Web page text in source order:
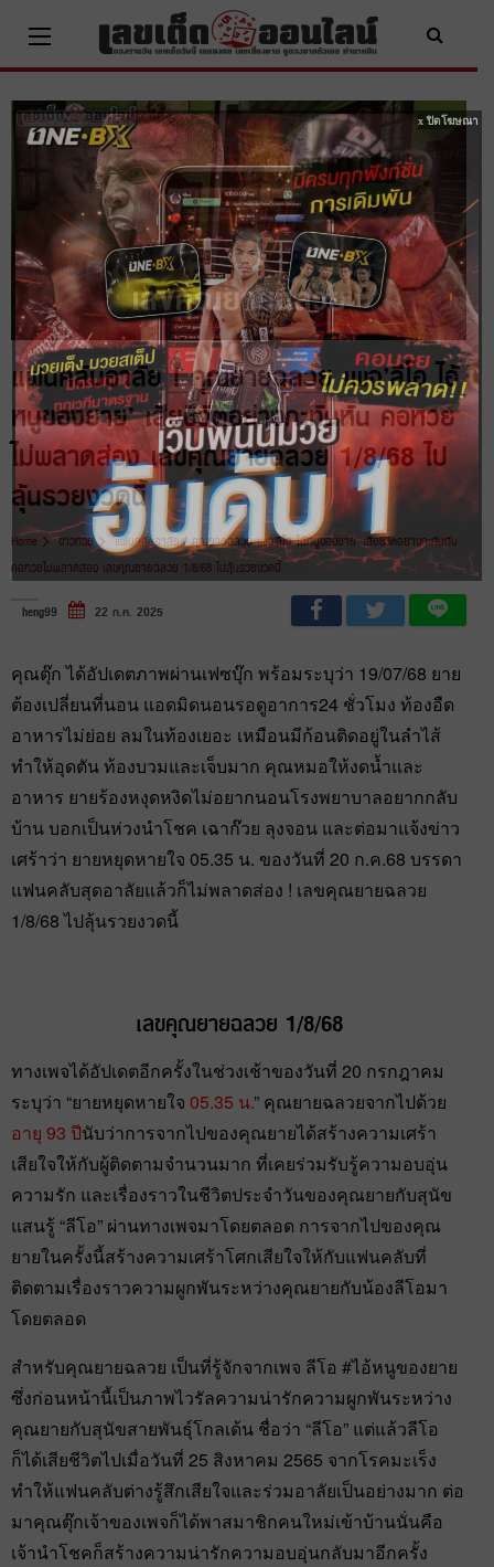
content
แฟนคลับอาลัย ! คุณยายฉลวย เพจ’ลีโอ ไอ้
หนูของยาย’ เสียชีวิตอย่างกะทันหัน คอหวย
ไม่พลาดส่อง เลขคุณยายฉลวย 1/8/68 ไป
ลุ้นรวยงวดนี้
Home ข่าวหวย
แฟนคลับอาลัย ! คุณยายฉลวย เพจ’ลีโอ ไอ้หนูของยาย’ เสียชีวิตอย่างกะทันหัน
คอหวยไม่พลาดส่อง เลขคุณยายฉลวย 1/8/68 ไปลุ้นรวยงวดนี้
heng99 22 ก.ค. 2025
คุณตุ๊ก ได้อัปเดตภาพผ่านเฟซบุ๊ก พร้อมระบุว่า 19/07/68 ยาย
ต้องเปลี่ยนที่นอน แอดมิดนอนรอดูอาการ24 ชั่วโมง ท้องอืด
อาหารไม่ย่อย ลมในท้องเยอะ เหมือนมีก้อนติดอยู่ในลำไส้
ทำให้อุดตัน ท้องบวมและเจ็บมาก คุณหมอให้งดน้ำและ
อาหาร ยายร้องหงุดหงิดไม่อยากนอนโรงพยาบาลอยากกลับ
บ้าน บอกเป็นห่วงนำโชค เฉาก๊วย ลุงจอน และต่อมาแจ้งข่าว
เศร้าว่า ยายหยุดหายใจ 05.35 น. ของวันที่ 20 ก.ค.68 บรรดา
แฟนคลับสุดอาลัยแล้วก็ไม่พลาดส่อง ! เลขคุณยายฉลวย
1/8/68 ไปลุ้นรวยงวดนี้
เลขคุณยายฉลวย 1/8/68
ทางเพจได้อัปเดตอีกครั้งในช่วงเช้าของวันที่ 20 กรกฎาคม
ระบุว่า “ยายหยุดหายใจ 05.35 น.” คุณยายฉลวยจากไปด้วย
อายุ 93 ปีนับว่าการจากไปของคุณยายได้สร้างความเศร้า
เสียใจให้กับผู้ติดตามจำนวนมาก ที่เคยร่วมรับรู้ความอบอุ่น
ความรัก และเรื่องราวในชีวิตประจำวันของคุณยายกับสุนัข
แสนรู้ “ลีโอ” ผ่านทางเพจมาโดยตลอด การจากไปของคุณ
ยายในครั้งนี้สร้างความเศร้าโศกเสียใจให้กับแฟนคลับที่
ติดตามเรื่องราวความผูกพันระหว่างคุณยายกับน้องลีโอมา
โดยตลอด
สำหรับคุณยายฉลวย เป็นที่รู้จักจากเพจ ลีโอ #ไอ้หนูของยาย
ซึ่งก่อนหน้านี้เป็นภาพไวรัลความน่ารักความผูกพันระหว่าง
คุณยายกับสุนัขสายพันธุ์โกลเด้น ชื่อว่า “ลีโอ” แต่แล้วลีโอ
ก็ได้เสียชีวิตไปเมื่อวันที่ 25 สิงหาคม 2565 จากโรคมะเร็ง
ทำให้แฟนคลับต่างรู้สึกเสียใจและร่วมอาลัยเป็นอย่างมาก ต่อ
มาคุณตุ๊กเจ้าของเพจก็ได้พาสมาชิกคนใหม่เข้าบ้านนั่นคือ
เจ้านำโชคก็สร้างความน่ารักความอบอุ่นกลับมาอีกครั้ง
x ปิดโฆษณา